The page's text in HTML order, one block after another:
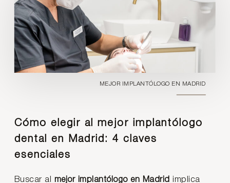
MEJOR IMPLANTÓLOGO EN MADRID
Cómo elegir al mejor implantólogo
dental en Madrid: 4 claves
esenciales
Buscar al mejor implantólogo en Madrid implica